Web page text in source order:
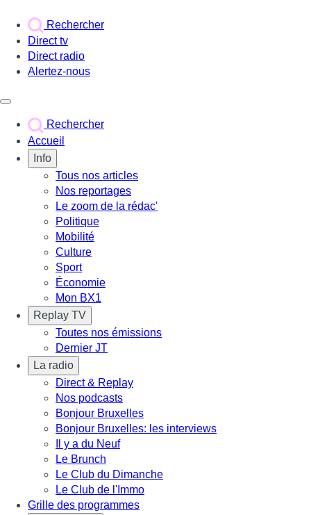
Rechercher
Direct tv
Direct radio
Alertez-nous
Rechercher
Accueil
Info
Tous nos articles
Nos reportages
Le zoom de la rédac'
Politique
Mobilité
Culture
Sport
Économie
Mon BX1
Replay TV
Toutes nos émissions
Dernier JT
La radio
Direct & Replay
Nos podcasts
Bonjour Bruxelles
Bonjour Bruxelles: les interviews
Il y a du Neuf
Le Brunch
Le Club du Dimanche
Le Club de l'Immo
Grille des programmes